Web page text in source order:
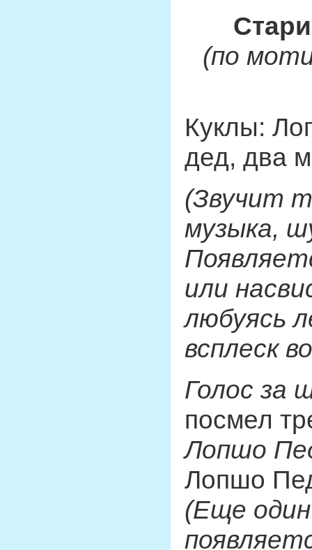
(по
Куклы:
дед, два
(Звучит
музыка,
или
любуясь
всплеск
Голос за
посмел
Лопшо
Лопшо
(Еще один